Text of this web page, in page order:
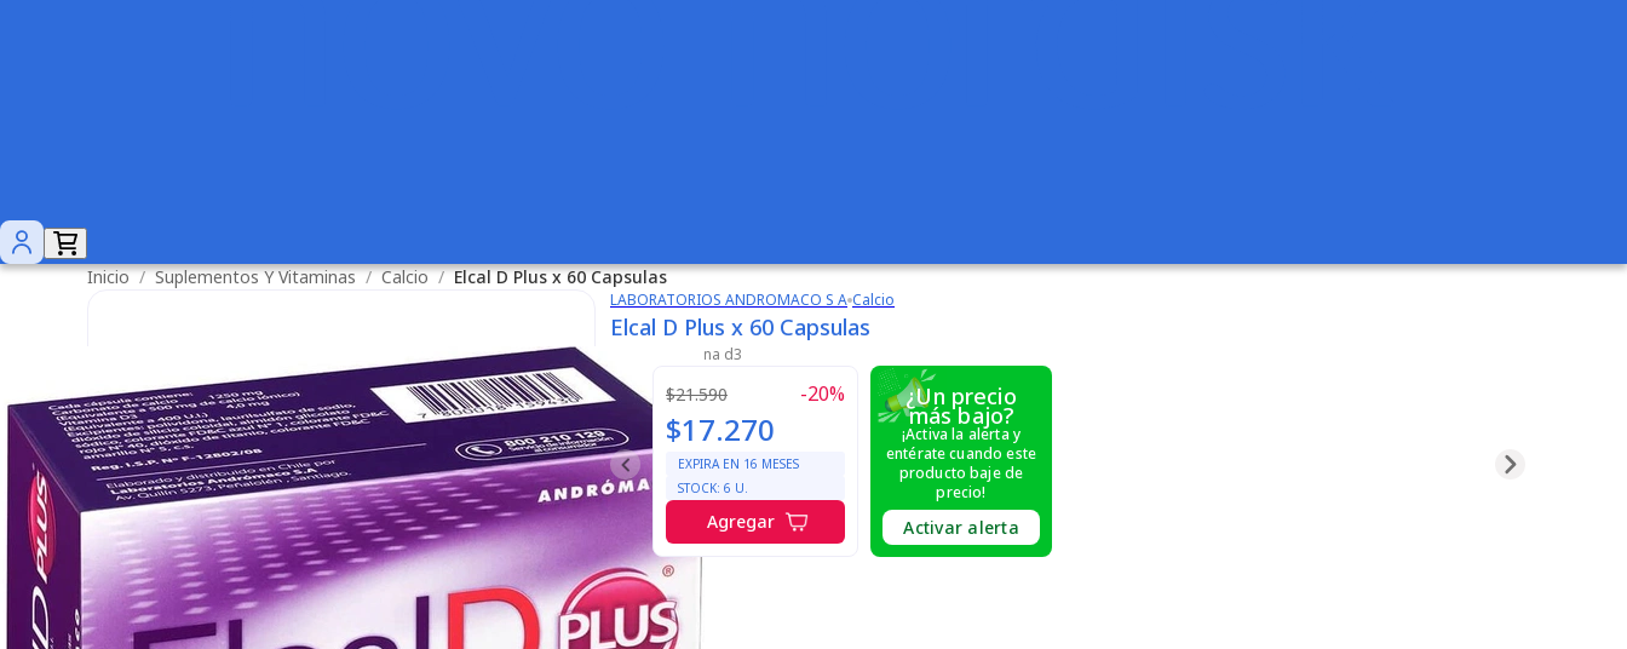
Inicio / Suplementos Y Vitaminas / Calcio / Elcal D Plus x 60 Capsulas
LABORATORIOS ANDROMACO S A Calcio
Elcal D Plus x 60 Capsulas
vitamina d3
$21.590 -20%
$17.270
EXPIRA EN 16 MESES
STOCK: 6 U.
Agregar
¿Un precio
más bajo?
¡Activa la alerta y
entérate cuando este
producto baje de
precio!
Activar alerta